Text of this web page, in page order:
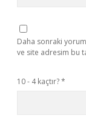
Daha sonraki
ve site adresim bu
10 - 4 kaçtır?*